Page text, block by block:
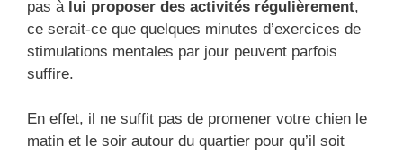
pas à lui proposer des activités régulièrement,
ce serait-ce que quelques minutes d’exercices de
stimulations mentales par jour peuvent parfois
suffire.
En effet, il ne suffit pas de promener votre chien le
matin et le soir autour du quartier pour qu’il soit